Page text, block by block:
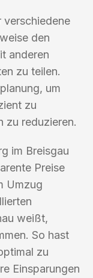
verschiedene
den
anderen
zu teilen.
um
zu
zu reduzieren.
im Breisgau
Preise
Umzug
weißt,
So hast
zu
Einsparungen